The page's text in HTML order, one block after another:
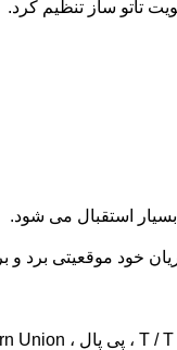
تاتو ساز تنظیم کرد.